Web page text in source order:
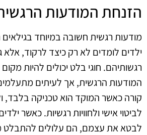
הזנחת המודעות
מודעות רגשית חשובה במיוחד
ילדים לומדים לא רק כיצד לרקוד,
רגשותיהם. חוגי בלט יכולים להיות מקום
המודעות הרגשית, אך לעיתים
קורה כאשר המוקד הוא טכניקה בלבד,
לביטוי אישי ולחוויות רגשיות. כאשר
לבטא את עצמם, הם עלולים להתבלט